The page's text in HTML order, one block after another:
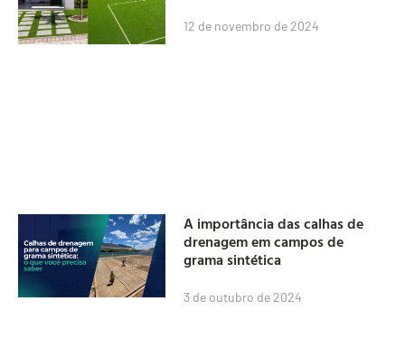
12 de novembro de 2024
A importância das calhas de
drenagem em campos de
grama sintética
3 de outubro de 2024